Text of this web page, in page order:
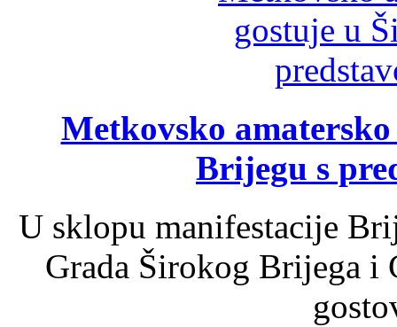
Metkovsko
Brijegu s
U sklopu manifestacije
Grada Širokog Brijega